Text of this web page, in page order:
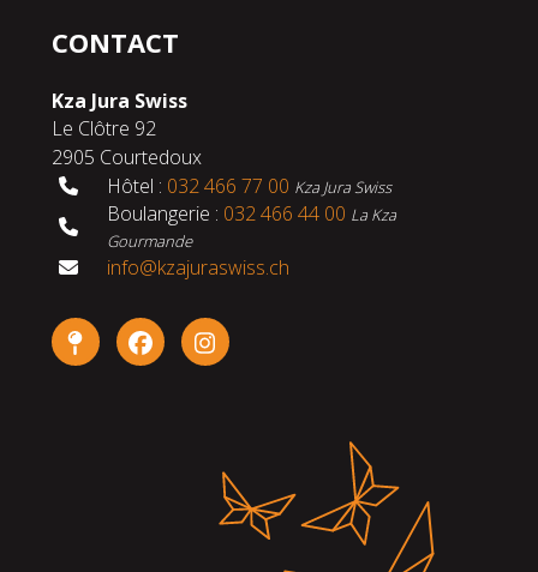
CONTACT
Kza Jura Swiss
Le Clôtre 92
2905 Courtedoux
Hôtel : 032 466 77 00 Kza Jura Swiss
Boulangerie : 032 466 44 00 La Kza
Gourmande
info@kzajuraswiss.ch